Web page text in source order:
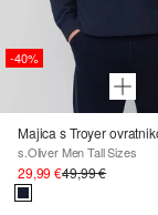
-40%
s.Oliver Men Tall Sizes
29,99 €49,99 €